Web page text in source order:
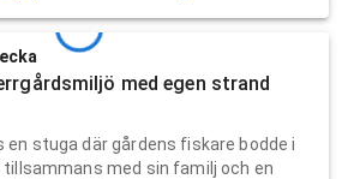
med egen strand
en stuga där gårdens fiskare bodde i
med sin familj och en